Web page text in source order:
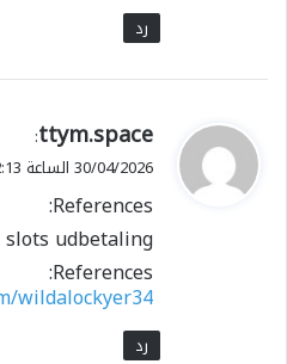
رد
ي
ق
ل
ttym.space
:
30/04/2026 الساعة 22:13
References:
slots udbetaling
References:
wildalockyer34
رد